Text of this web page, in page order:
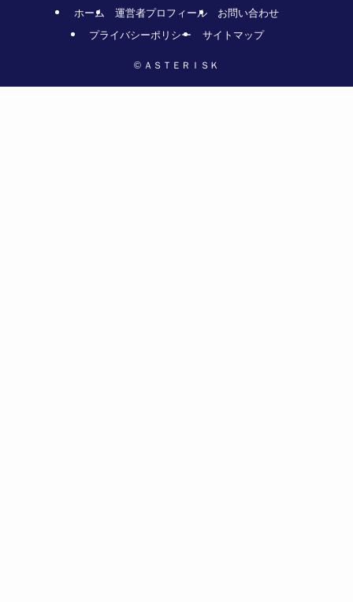
ホーム 運営者プロフィール
お問い合わせ
プライバシーポリシー
サイトマップ
© ＡＳＴＥＲＩＳＫ